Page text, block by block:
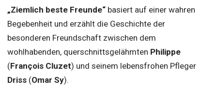
„Ziemlich beste Freunde“ basiert auf einer wahren
Begebenheit und erzählt die Geschichte der
besonderen Freundschaft zwischen dem
wohlhabenden, querschnittsgelähmten Philippe
(François Cluzet) und seinem lebensfrohen Pfleger
Driss (Omar Sy).